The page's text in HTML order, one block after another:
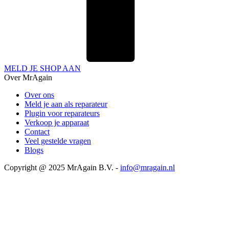
MELD JE SHOP AAN
Over MrAgain
Over ons
Meld je aan als reparateur
Plugin voor reparateurs
Verkoop je apparaat
Contact
Veel gestelde vragen
Blogs
Copyright @ 2025 MrAgain B.V. - info@mragain.nl